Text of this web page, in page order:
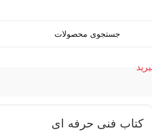
کتاب فنی حرفه ای